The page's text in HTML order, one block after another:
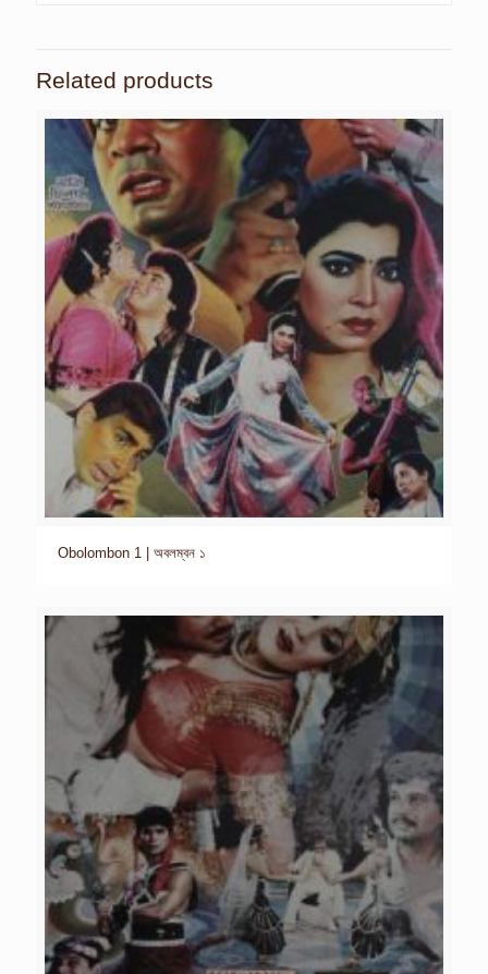
Related products
Obolombon 1 | অবলম্বন ১